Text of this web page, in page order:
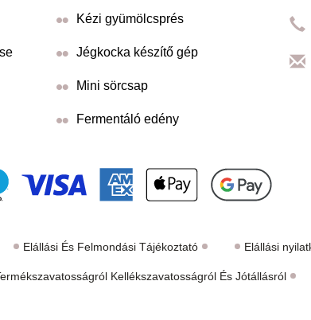
Kézi gyümölcsprés
Jégkocka készítő gép
Mini sörcsap
Fermentáló edény
Elállási És Felmondási Tájékoztató Elállási
Kellékszavatosságról És Jótállásról